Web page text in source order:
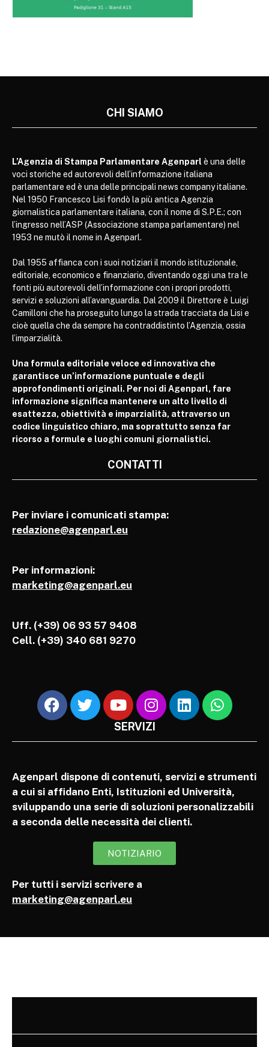
CHI SIAMO
L’Agenzia di Stampa Parlamentare Agenparl è una delle
voci storiche ed autorevoli dell’informazione italiana
parlamentare ed è una delle principali news company italiane.
Nel 1950 Francesco Lisi fondò la più antica Agenzia
giornalistica parlamentare italiana, con il nome di S.P.E.; con
l’ingresso nell’ASP (Associazione stampa parlamentare) nel
1953 ne mutò il nome in Agenparl.
Dal 1955 affianca con i suoi notiziari il mondo istituzionale,
editoriale, economico e finanziario, diventando oggi una tra le
fonti più autorevoli dell’informazione con i propri prodotti,
servizi e soluzioni all’avanguardia. Dal 2009 il Direttore è Luigi
Camilloni che ha proseguito lungo la strada tracciata da Lisi e
cioè quella che da sempre ha contraddistinto l’Agenzia, ossia
l’imparzialità.
Una formula editoriale veloce ed innovativa che
garantisce un’informazione puntuale e degli
approfondimenti originali. Per noi di Agenparl, fare
informazione significa mantenere un alto livello di
esattezza, obiettività e imparzialità, attraverso un
codice linguistico chiaro, ma soprattutto senza far
ricorso a formule e luoghi comuni giornalistici.
CONTATTI
Per inviare i comunicati stampa:
redazione@agenparl.eu
Per informazioni:
marketing@agenparl.eu
Uff. (+39) 06 93 57 9408
Cell. (+39) 340 681 9270
SERVIZI
Agenparl dispone di contenuti, servizi e strumenti
a cui si affidano Enti, Istituzioni ed Università,
sviluppando una serie di soluzioni personalizzabili
a seconda delle necessità dei clienti.
NOTIZIARIO
Per tutti i servizi scrivere a
marketing@agenparl.eu